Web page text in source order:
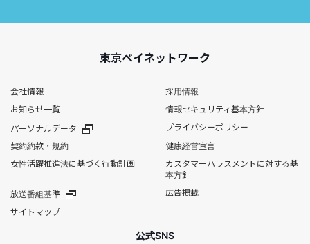
東京ベイネットワーク
会社情報
採用情報
お知らせ一覧
情報セキュリティ基本方針
パーソナルデータ
プライバシーポリシー
契約約款・規約
健康経営宣言
女性活躍推進法に基づく行動計画
カスタマーハラスメントに対する基
本方針
放送番組基準
広告掲載
サイトマップ
公式SNS